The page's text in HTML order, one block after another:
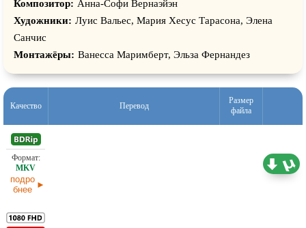
Композитор: Анна-Софи Вернаэйэн
Художники: Луис Вальес, Мария Хесус Тарасона, Элена
Санчис
Монтажёры: Ванесса Маримберт, Эльза Фернандез
Качество Перевод
Размер
файла
подро
бнее